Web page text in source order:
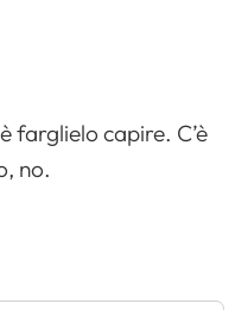
farglielo capire. C’è
no.